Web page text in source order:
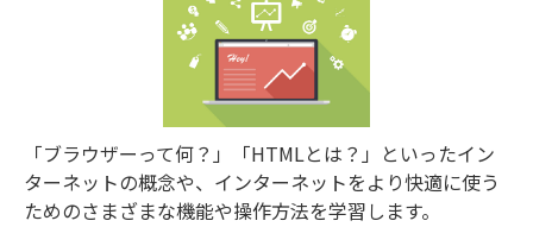
「ブラウザーって何？」「HTMLとは？」といったイン
ターネットの概念や、インターネットをより快適に使う
ためのさまざまな機能や操作方法を学習します。